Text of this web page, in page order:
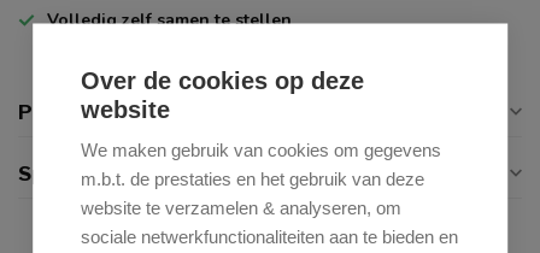
Over de cookies op deze
website
We maken gebruik van cookies om gegevens
m.b.t. de prestaties en het gebruik van deze
website te verzamelen & analyseren, om
sociale netwerkfunctionaliteiten aan te bieden en
Volledig zelfsamen te stellen
Productomschrijving
Specificaties